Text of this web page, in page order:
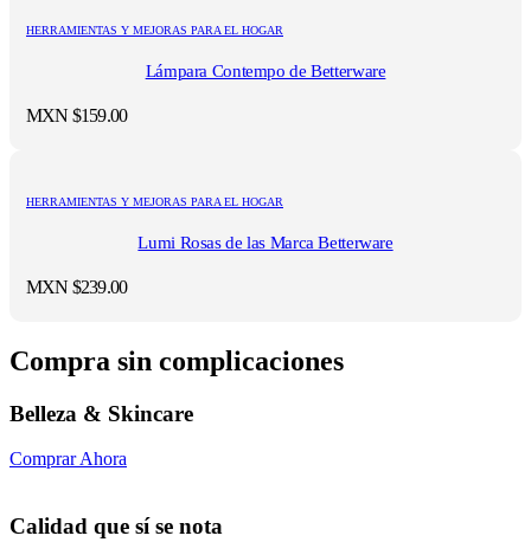
HERRAMIENTAS Y MEJORAS PARA EL HOGAR
Lámpara Contempo de Betterware
MXN $159.00
HERRAMIENTAS Y MEJORAS PARA EL HOGAR
Lumi Rosas de las Marca Betterware
MXN $239.00
Compra sin complicaciones
Belleza & Skincare
Comprar Ahora
Calidad que sí se nota